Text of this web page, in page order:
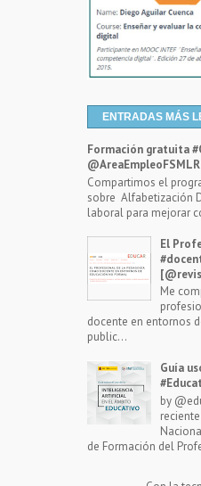
ENTRADAS MÁS
Formación gratuita
Compartimos el
sobre Alfabetización
laboral para mejorar
El
Me
docente en entornos
public...
Guía
by
de Formación del